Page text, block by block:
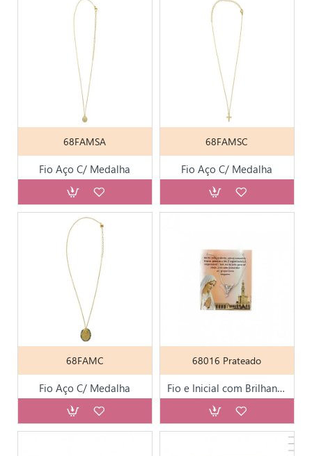
68FAMSA
Fio Aço C/ Medalha
68FAMSC
Fio Aço C/ Medalha
68FAMC
Fio Aço C/ Medalha
68016 Prateado
Fio e Inicial com Brilhantes Prateado